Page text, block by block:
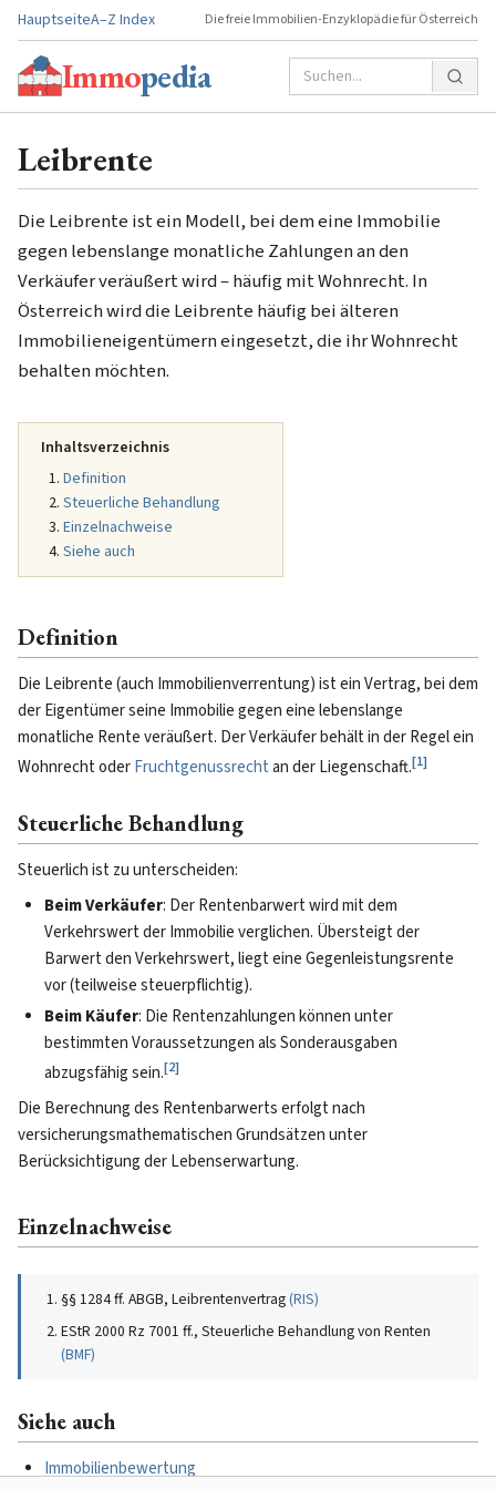
HauptseiteA–Z Index Die freie Immobilien-Enzyklopädie für Österreich
Immopedia
Leibrente
Die Leibrente ist ein Modell, bei dem eine Immobilie
gegen lebenslange monatliche Zahlungen an den
Verkäufer veräußert wird – häufig mit Wohnrecht. In
Österreich wird die Leibrente häufig bei älteren
Immobilieneigentümern eingesetzt, die ihr Wohnrecht
behalten möchten.
Inhaltsverzeichnis
Definition
Steuerliche Behandlung
Einzelnachweise
Siehe auch
Definition
Die Leibrente (auch Immobilienverrentung) ist ein Vertrag, bei dem
der Eigentümer seine Immobilie gegen eine lebenslange
monatliche Rente veräußert. Der Verkäufer behält in der Regel ein
Wohnrecht oderFruchtgenussrechtan der Liegenschaft.[1]
Steuerliche Behandlung
Steuerlich ist zu unterscheiden:
Beim Verkäufer: Der Rentenbarwert wird mit dem
Verkehrswert der Immobilie verglichen. Übersteigt der
Barwert den Verkehrswert, liegt eine Gegenleistungsrente
vor (teilweise steuerpflichtig).
Beim Käufer: Die Rentenzahlungen können unter
bestimmten Voraussetzungen als Sonderausgaben
abzugsfähig sein.[2]
Die Berechnung des Rentenbarwerts erfolgt nach
versicherungsmathematischen Grundsätzen unter
Berücksichtigung der Lebenserwartung.
Einzelnachweise
§§ 1284 ff. ABGB, Leibrentenvertrag(RIS)
EStR 2000 Rz 7001 ff., Steuerliche Behandlung von Renten
(BMF)
Siehe auch
Immobilienbewertung